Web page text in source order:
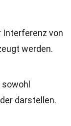
Interferenz von
werden.
darstellen.